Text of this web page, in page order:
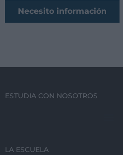
ESTUDIA CON NOSOTROS
LA ESCUELA